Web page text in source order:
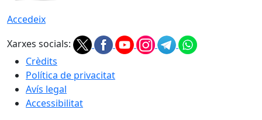
Accedeix
Xarxes socials:
Crèdits
Política de privacitat
Avís legal
Accessibilitat